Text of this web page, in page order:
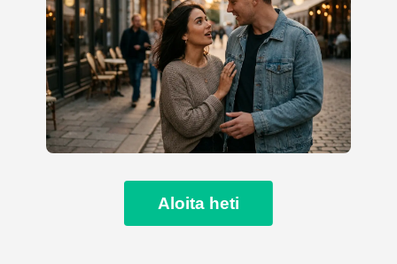
Aloita heti